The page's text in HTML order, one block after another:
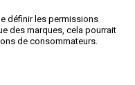
définir les permissions
des marques, cela pourrait
de consommateurs.